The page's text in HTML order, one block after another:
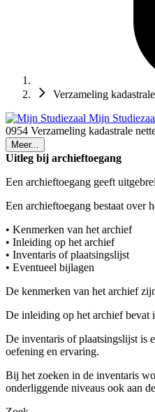
Verzameling
Mijn
0954 Verzameling kadastrale
Meer...
Uitleg bij archieftoegang
Een archieftoegang geeft
Een archieftoegang bestaat over
• Kenmerken van het archief
• Inleiding op het archief
• Inventaris of plaatsingslijst
• Eventueel bijlagen
De kenmerken van het archief
De inleiding op het archief bevat
De inventaris of plaatsingslijst is
oefening en ervaring.
Bij het zoeken in de inventaris
onderliggende niveaus ook aan